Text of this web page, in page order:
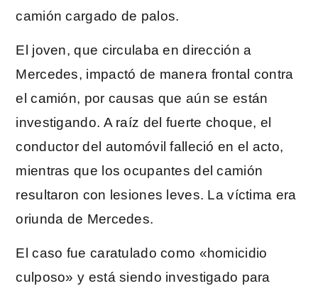
camión cargado de palos.
El joven, que circulaba en dirección a
Mercedes, impactó de manera frontal contra
el camión, por causas que aún se están
investigando. A raíz del fuerte choque, el
conductor del automóvil falleció en el acto,
mientras que los ocupantes del camión
resultaron con lesiones leves. La víctima era
oriunda de Mercedes.
El caso fue caratulado como «homicidio
culposo» y está siendo investigado para